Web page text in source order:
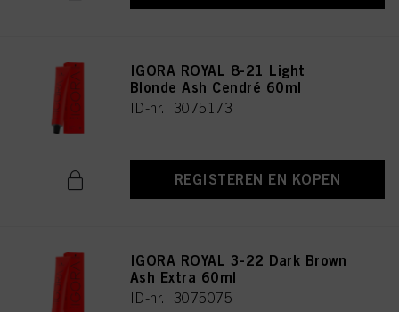
IGORA ROYAL 8-21 Light
Blonde Ash Cendré 60ml
ID-nr. 3075173
REGISTEREN EN KOPEN
IGORA ROYAL 3-22 Dark Brown
Ash Extra 60ml
ID-nr. 3075075